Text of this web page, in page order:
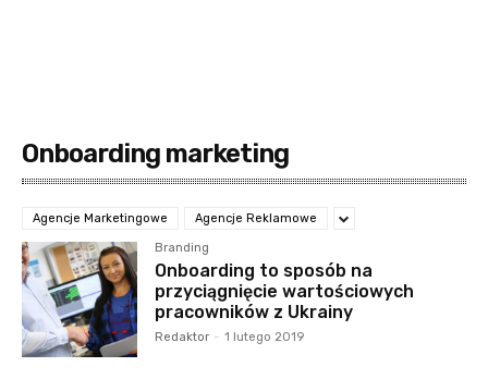
Onboarding marketing
Agencje Marketingowe Agencje Reklamowe
Branding
Onboarding to sposób na
przyciągnięcie wartościowych
pracowników z Ukrainy
Redaktor - 1 lutego 2019